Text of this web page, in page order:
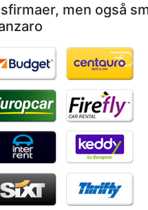
men også